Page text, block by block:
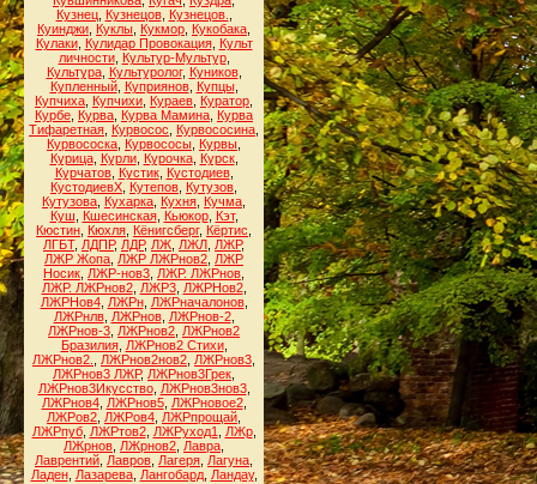
Кузнец, Кузнецов, Кузнецов.
Куинджи Куклы Кукмор Кукобака
Кулаки, Кулидар Провокация, Культ
личности, Культур-Мультур,
Культура, Культуролог, Куников,
Купленный, Куприянов, Купцы,
Купчиха Купчихи Кураев Куратор
Курбе Курва Курва Мамина Курва
Тифаретная Курвосос Курвососина
Курвососка Курвососы Курвы
Курица, Курли, Курочка, Курск,
Курчатов, Кустик, Кустодиев,
КустодиевХ Кутепов Кутузов
Кутузова Кухарка Кухня Кучма
Куш
Кшесинская, Кьюкор, Кэт,
Кюстин Кюхля Кёнигсберг, Кёртис
ЛГБТ, ЛДПР, ЛДР, ЛЖ ЛЖЛ ЛЖР,
ЛЖР Жопа ЛЖР ЛЖРнов2 ЛЖР
Носик ЛЖР-нов3 ЛЖР. ЛЖРнов
ЛЖР. ЛЖРнов2, ЛЖР3, ЛЖРНов2,
ЛЖРНов4, ЛЖРн, ЛЖРначалонов,
ЛЖРнлв, ЛЖРнов, ЛЖРнов-2,
ЛЖРнов-3 ЛЖРнов2 ЛЖРнов2
Бразилия, ЛЖРнов2 Стихи,
ЛЖРнов2.
ЛЖРнов2нов2 ЛЖРнов3
ЛЖРнов3 ЛЖР, ЛЖРнов3Грек
ЛЖРнов3Икусство, ЛЖРнов3нов3,
ЛЖРнов4, ЛЖРнов5, ЛЖРновое2,
ЛЖРов2 ЛЖРов4 ЛЖРпрощай
ЛЖРпуб, ЛЖРтов2, ЛЖРуход1 ЛЖр,
ЛЖрнов ЛЖрнов2 Лавра
Лаврентий Лавров Лагеря Лагуна
Ладен, Лазарева, Лангобард, Ландау,